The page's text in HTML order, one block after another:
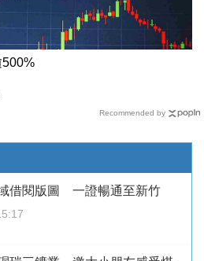
Recommended by
借閱版圖 一證暢通至新竹